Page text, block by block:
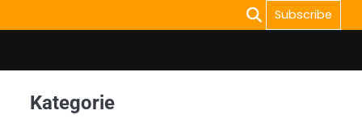
Subscribe
Kategorie